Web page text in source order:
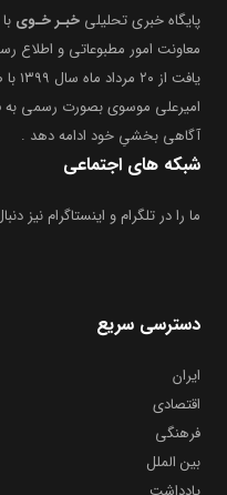
پایگاه خبری تحلیلی خبـر خـوی
معاونت امور مطبوعاتی و اطلاع
امیرعلی موسوی بصورت رسمی به
آگاهی بخشیِ خود ادامه دهد .
شبکه های اجتماعی
ما را در تلگرام و اینستاگرام نیز
دسترسی سریع
ایران
اقتصادی
فرهنگی
بین الملل